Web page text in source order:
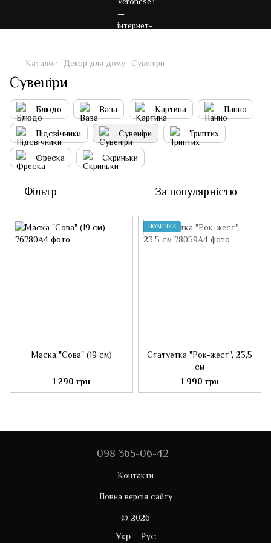
Каталог Декор для дому Сувеніри
Сувеніри
Блюдо Ваза Картина Панно
Підсвічники Сувеніри Триптих
Фреска Скриньки
Фільтр За популярністю
Маска "Сова" (19 см)
1 290 грн
НОВИНКА
Статуетка "Рок-жест", 23,5
см
1 990 грн
098 365-06-42
Контакти
Повна версія сайту
© 2026
Укр Рус